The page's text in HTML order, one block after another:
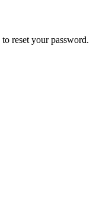
reset your password.